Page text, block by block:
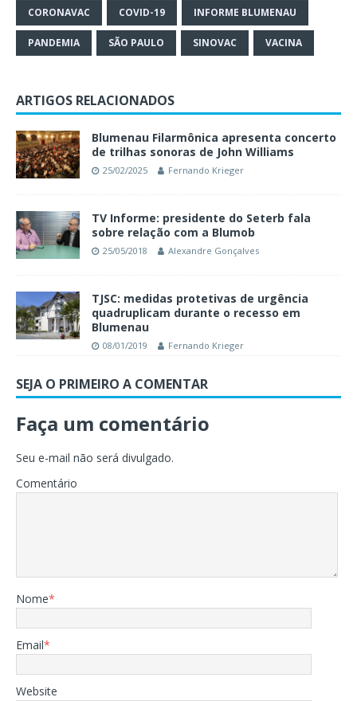
CORONAVAC COVID-19 INFORME BLUMENAU
PANDEMIA SÃO PAULO SINOVAC VACINA
ARTIGOS RELACIONADOS
Blumenau Filarmônica apresenta concerto
de trilhas sonoras de John Williams
25/02/2025 Fernando Krieger
TV Informe: presidente do Seterb fala
sobre relação com a Blumob
25/05/2018 Alexandre Gonçalves
TJSC: medidas protetivas de urgência
quadruplicam durante o recesso em
Blumenau
08/01/2019 Fernando Krieger
SEJA O PRIMEIRO A COMENTAR
Faça um comentário
Seu e-mail não será divulgado.
Comentário
Nome*
Email*
Website